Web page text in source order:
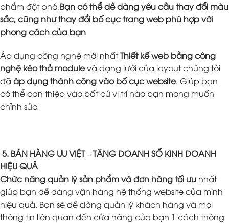
phẩm đột phá.Bạn có thể dễ dàng yêu cầu thay đổi màu
sắc, cũng như thay đổi bố cục trang web phù hợp với
phong cách của bạn
Áp dụng công nghệ mới nhấtThiết kế web bằng công
nghệ kéo thả modulevà dạng lưới của layout chúng tôi
đã áp dụng thành công vào bố cục website. Giúp bạn
có thể can thiệp vào bất cứ vị trí nào bạn mong muốn
chỉnh sửa
5. BÁN HÀNG ƯU VIỆT – TĂNG DOANH SỐ KINH DOANH
HIỆU QUẢ
Chức năng quản lý sản phẩm và đơn hàng tối ưu nhất
giúp bạn dễ dàng vận hàng hệ thống website của mình
hiệu quả. Bạn sẽ dễ dàng quản lý khách hàng và mọi
thông tin liên quan đến cửa hàng của bạn 1 cách thông